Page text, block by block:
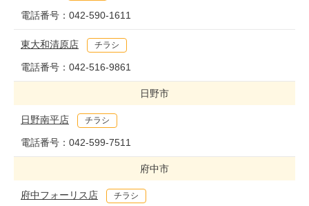
電話番号： 042-590-1611
東大和清原店 チラシ
電話番号： 042-516-9861
日野市
日野南平店 チラシ
電話番号： 042-599-7511
府中市
府中フォーリス店 チラシ